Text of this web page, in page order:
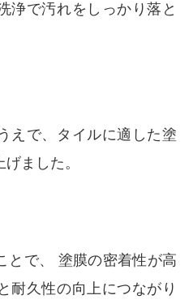
浄で汚れをしっかり落と
えで、タイルに適した塗
ました。
とで、 塗膜の密着性が高
耐久性の向上につながり